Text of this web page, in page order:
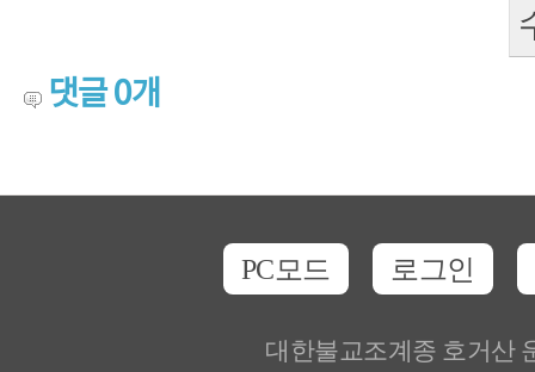
댓글0개
PC모드 로그인
대한불교조계종 호거산